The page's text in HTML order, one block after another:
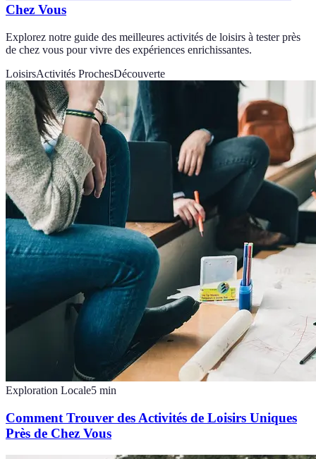
Chez Vous
Explorez notre guide des meilleures activités de loisirs à tester près
de chez vous pour vivre des expériences enrichissantes.
LoisirsActivités ProchesDécouverte
Exploration Locale5 min
Comment Trouver des Activités de Loisirs Uniques
Près de Chez Vous